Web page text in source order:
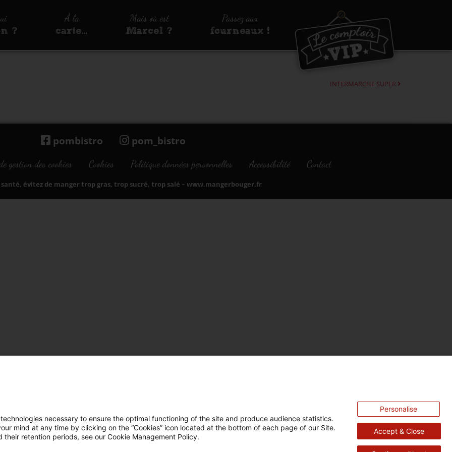
?
À la
carte…
Mais où est
Marcel ?
Passez aux
fourneaux !
INTERMARCHE SUPER
pombistro pom_bistro
gestion des cookies Cookies Politique données personnelles Accessibilité Contact
évitez de manger trop gras, trop sucré, trop salé – www.mangerbouger.fr
necessary to ensure the optimal functioning of the site and produce audience statistics.
mind at any time by clicking on the “Cookies” icon located at the bottom of each page of our Site.
retention periods, see our Cookie Management Policy.
Personalise
Accept & Close